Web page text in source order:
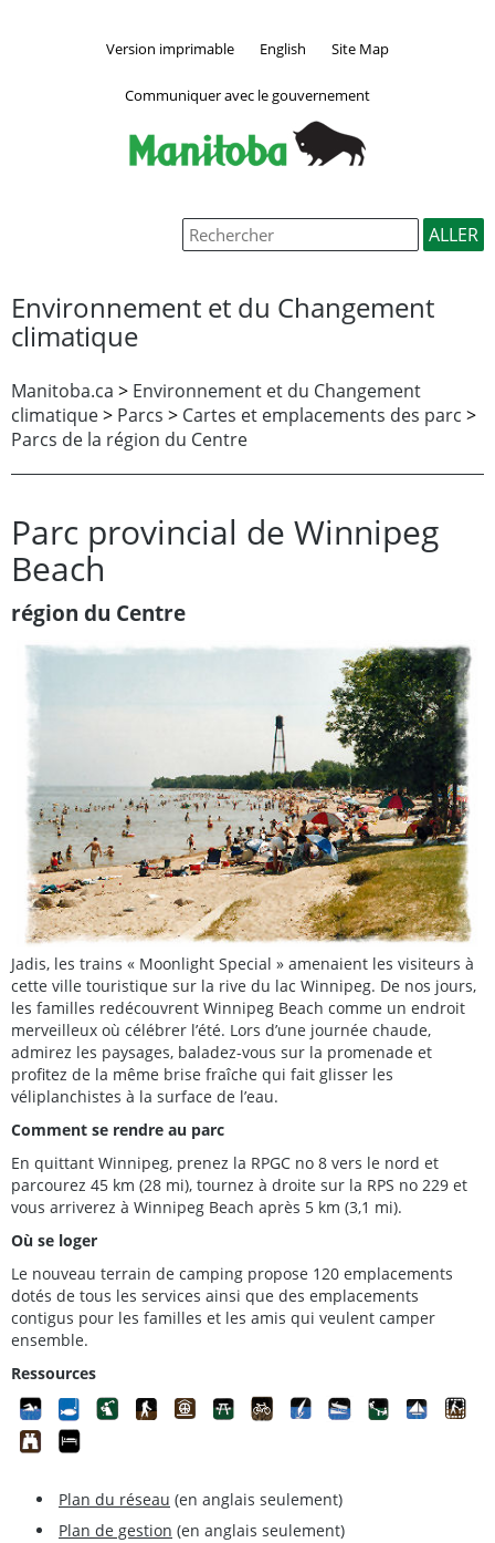
Version imprimable English Site Map
Communiquer avec le gouvernement
Environnement et du Changement
climatique
Manitoba.ca > Environnement et du Changement
climatique> Parcs > Cartes et emplacements des parc >
Parcs de la région du Centre
Parc provincial de Winnipeg
Beach
région du Centre
Jadis, les trains « Moonlight Special » amenaient les visiteurs à
cette ville touristique sur la rive du lac Winnipeg. De nos jours,
les familles redécouvrent Winnipeg Beach comme un endroit
merveilleux où célébrer l’été. Lors d’une journée chaude,
admirez les paysages, baladez-vous sur la promenade et
profitez de la même brise fraîche qui fait glisser les
véliplanchistes à la surface de l’eau.
Comment se rendre au parc
En quittant Winnipeg, prenez la RPGC no 8 vers le nord et
parcourez 45 km (28 mi), tournez à droite sur la RPS no 229 et
vous arriverez à Winnipeg Beach après 5 km (3,1 mi).
Où se loger
Le nouveau terrain de camping propose 120 emplacements
dotés de tous les services ainsi que des emplacements
contigus pour les familles et les amis qui veulent camper
ensemble.
Ressources
Plan du réseau (en anglais seulement)
Plan de gestion (en anglais seulement)